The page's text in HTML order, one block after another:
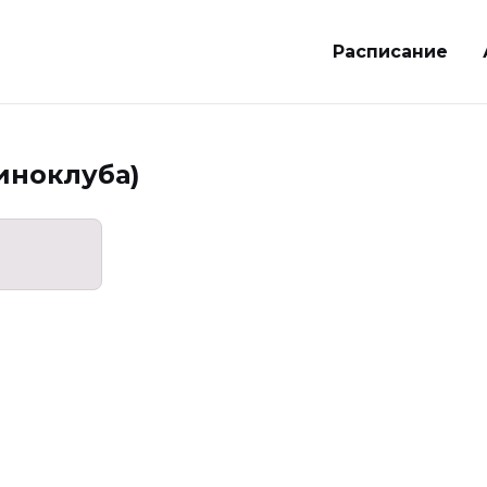
Расписание